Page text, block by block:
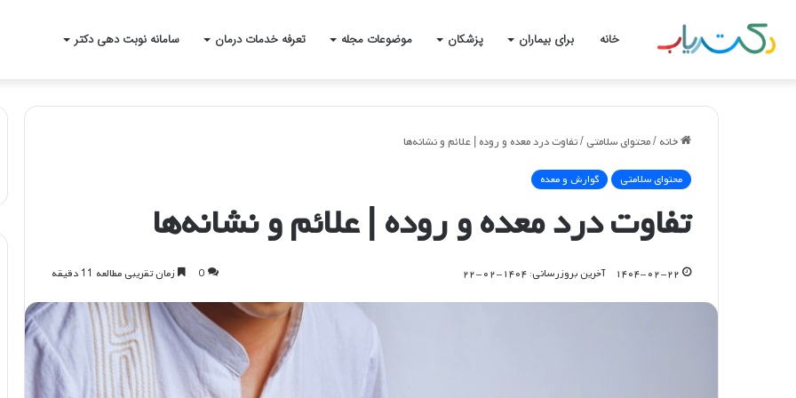
خانه برای بیماران پزشکان موضوعات مجله تعرفه خدمات درمان سامانه نوبت دهی دکتر
خانه /محتوای سلامتی/تفاوت درد معده و روده | علائم و نشانه‌ها
محتوای سلامتی گوارش و معده
تفاوت درد معده و روده | علائم و نشانه‌ها
۱۴۰۴-۰۲-۲۲ آخرین بروزرسانی: ۱۴۰۴-۰۲-۲۲ 0 زمان تقریبی مطالعه 11 دقیقه